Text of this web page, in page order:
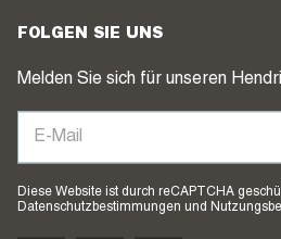
FOLGEN SIE UNS
Melden Sie sich für unseren
Diese Website ist durch reCAPTCHA
Datenschutzbestimmungen und